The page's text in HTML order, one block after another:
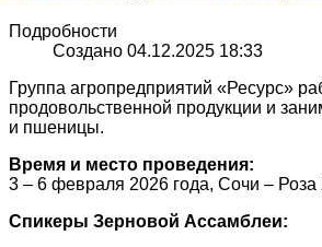
Подробности
Создано 04.12.2025 18:33
Группа агропредприятий «Ресурс»
продовольственной продукции и
и пшеницы.
Время и место проведения:
3 – 6 февраля 2026 года, Сочи – Роза
Спикеры Зерновой Ассамблеи: